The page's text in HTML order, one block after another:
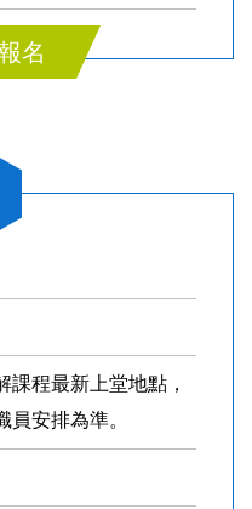
名
課程最新上堂地點，
員安排為準。